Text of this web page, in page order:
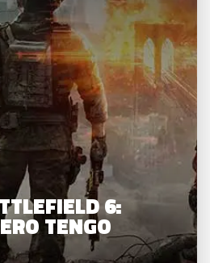
6:
TENGO